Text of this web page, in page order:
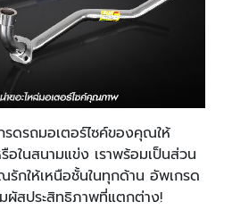
ดรถมอเตอร์ไซค์ของคุณให้
ในสนามแข่ง เราพร้อมเป็นส่วน
กให้เหนือชั้นในทุกด้าน อัพเกรด
สประสิทธิภาพที่แตกต่าง!